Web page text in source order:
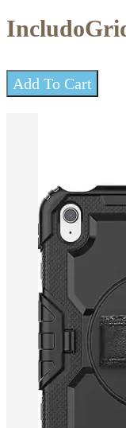
Add To Cart